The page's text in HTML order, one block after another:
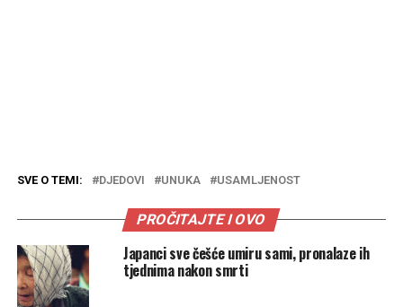
SVE O TEMI: DJEDOVI UNUKA USAMLJENOST
PROČITAJTE I OVO
Japanci sve češće umiru sami, pronalaze ih
tjednima nakon smrti